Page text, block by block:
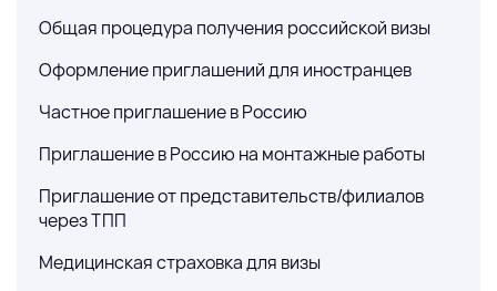
Общая процедура получения российской визы
Оформление приглашений для иностранцев
Частное приглашение в Россию
Приглашение в Россию на монтажные работы
Приглашение от представительств/филиалов
через ТПП
Медицинская страховка для визы